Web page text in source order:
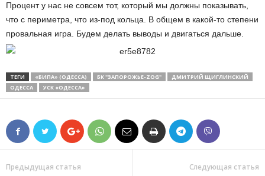
Процент у нас не совсем тот, который мы должны показывать,
что с периметра, что из-под кольца. В общем в какой-то степени
провальная игра. Будем делать выводы и двигаться дальше.
ТЕГИ «БИПА» (ОДЕССА) БК "ЗАПОРОЖЬЕ-ZOG"
ДМИТРИЙ ЩИГЛИНСКИЙ
ОДЕССА
УСК «ОДЕССА»
Предыдущая статья Следующая статья